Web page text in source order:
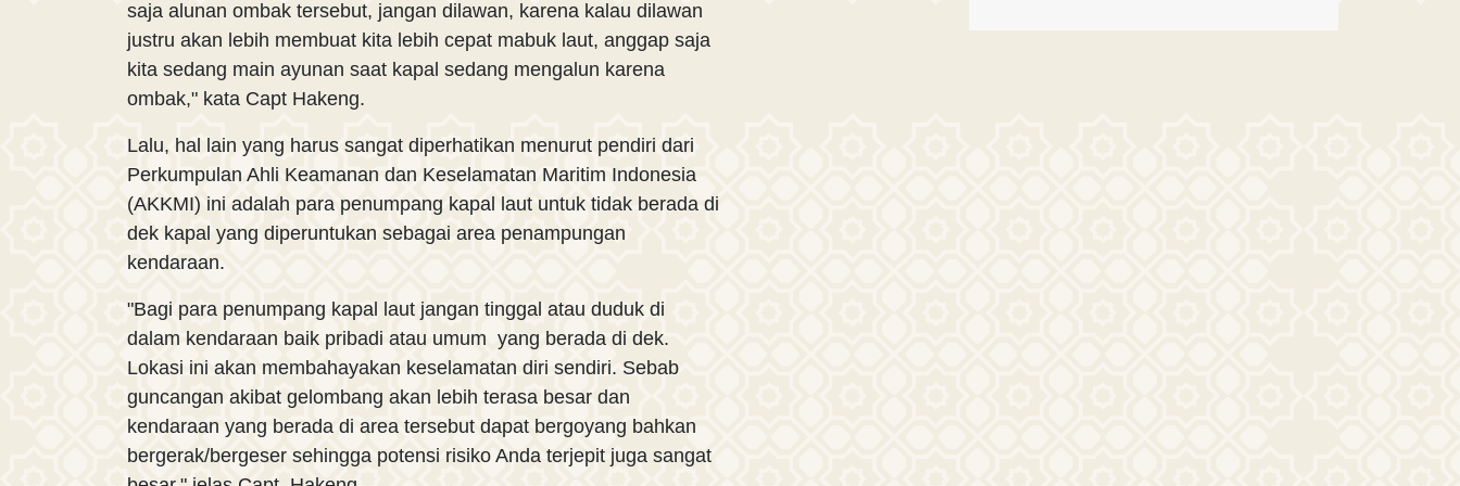
saja alunan ombak tersebut, jangan dilawan, karena kalau dilawan
justru akan lebih membuat kita lebih cepat mabuk laut, anggap saja
kita sedang main ayunan saat kapal sedang mengalun karena
ombak," kata Capt Hakeng.
Lalu, hal lain yang harus sangat diperhatikan menurut pendiri dari
Perkumpulan Ahli Keamanan dan Keselamatan Maritim Indonesia
(AKKMI) ini adalah para penumpang kapal laut untuk tidak berada di
dek kapal yang diperuntukan sebagai area penampungan
kendaraan.
"Bagi para penumpang kapal laut jangan tinggal atau duduk di
dalam kendaraan baik pribadi atau umum yang berada di dek.
Lokasi ini akan membahayakan keselamatan diri sendiri. Sebab
guncangan akibat gelombang akan lebih terasa besar dan
kendaraan yang berada di area tersebut dapat bergoyang bahkan
bergerak/bergeser sehingga potensi risiko Anda terjepit juga sangat